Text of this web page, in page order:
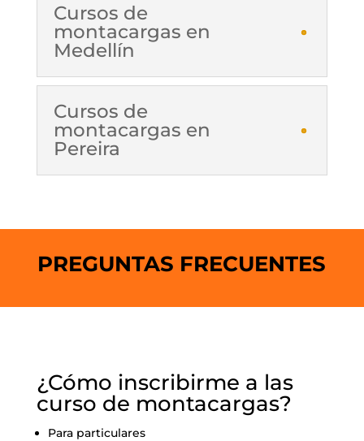
Cursos de
montacargas en
Medellín
Cursos de
montacargas en
Pereira
PREGUNTAS FRECUENTES
¿Cómo inscribirme a las
curso de montacargas?
Para particulares